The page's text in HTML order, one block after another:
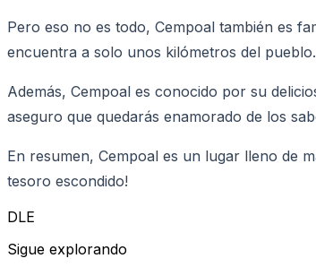
Pero eso no es todo, Cempoal también es
encuentra a solo unos kilómetros del
Además, Cempoal es conocido por su
aseguro que quedarás enamorado de los
En resumen, Cempoal es un lugar lleno de
tesoro escondido!
DLE
Sigue explorando